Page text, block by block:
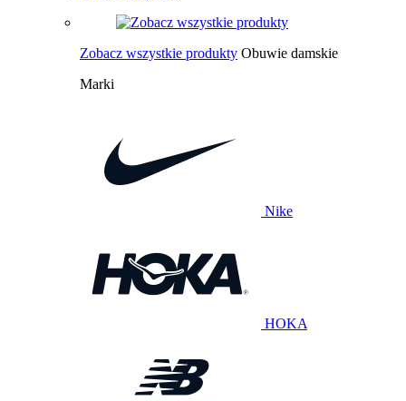
Zobacz wszystkie produkty Obuwie damskie
Marki
Nike
HOKA